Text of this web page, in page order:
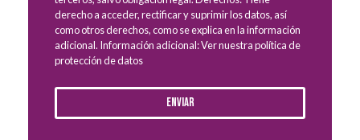
derecho a acceder, rectificar y suprimir los datos, así
como otros derechos, como se explica en la información
adicional. Información adicional: Ver nuestra política de
protección de datos
Enviar